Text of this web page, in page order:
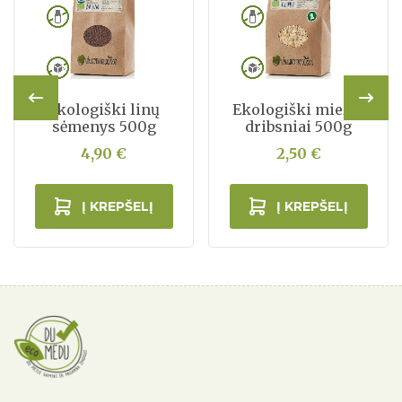
Ekologiški linų
sėmenys 500g
4,90 €
Į KREPŠELĮ
Ekologiški miežių
dribsniai 500g
2,50 €
Į KREPŠELĮ